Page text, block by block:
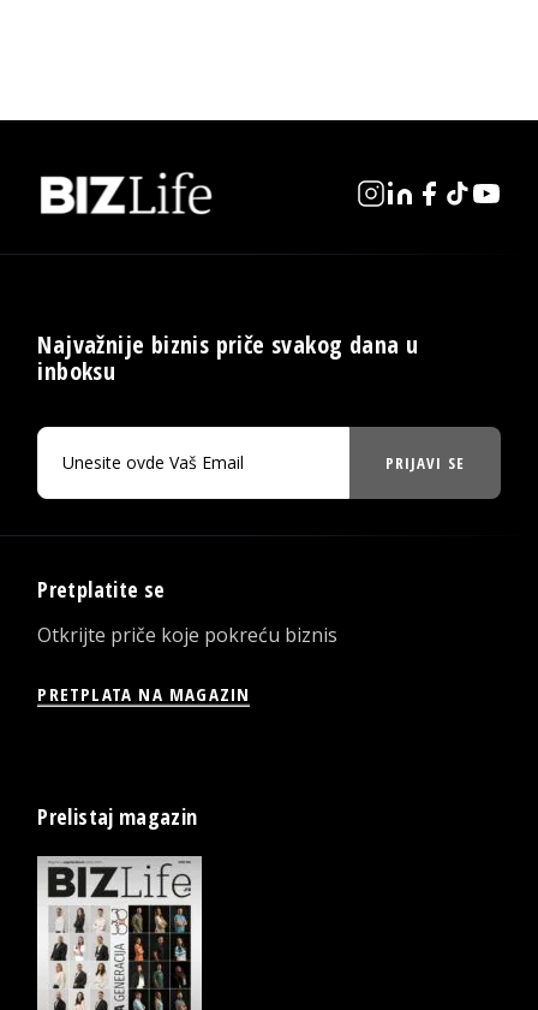
Najvažnije biznis priče svakog dana u
inboksu
PRIJAVI SE
Pretplatite se
Otkrijte priče koje pokreću biznis
PRETPLATA NA MAGAZIN
Prelistaj magazin